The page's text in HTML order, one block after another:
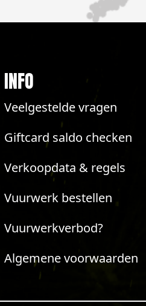
INFO
Veelgestelde vragen
Giftcard saldo checken
Verkoopdata & regels
Vuurwerk bestellen
Vuurwerkverbod?
Algemene voorwaarden